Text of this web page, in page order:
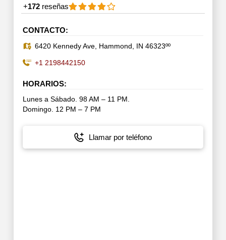
+172reseñas
CONTACTO:
6420 Kennedy Ave, Hammond, IN 46323ºº
+1 2198442150
HORARIOS:
Lunes a Sábado. 98 AM – 11 PM.
Domingo. 12 PM – 7 PM
Llamar por teléfono